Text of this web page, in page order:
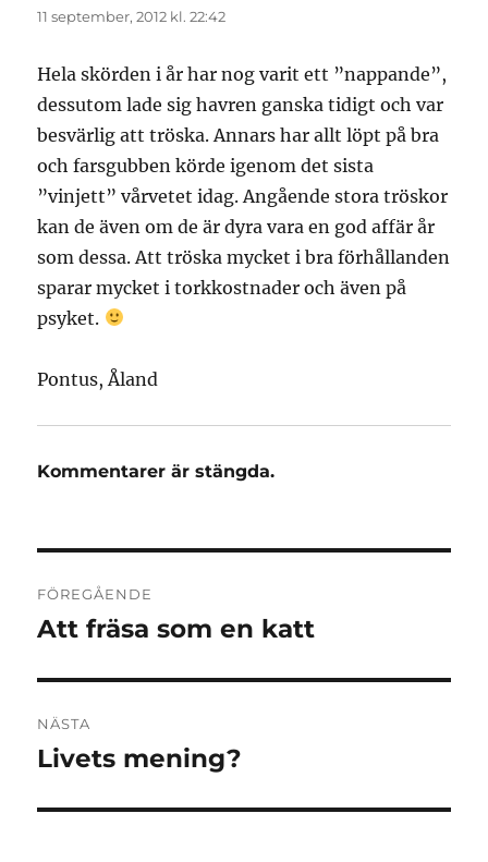
11 september, 2012 kl. 22:42
Hela skörden i år har nog varit ett ”nappande”,
dessutom lade sig havren ganska tidigt och var
besvärlig att tröska. Annars har allt löpt på bra
och farsgubben körde igenom det sista
”vinjett” vårvetet idag. Angående stora tröskor
kan de även om de är dyra vara en god affär år
som dessa. Att tröska mycket i bra förhållanden
sparar mycket i torkkostnader och även på
psyket.
Pontus, Åland
Kommentarer är stängda.
FÖREGÅENDE
Föregående
Att fräsa som en katt
NÄSTA
Nästa
Livets mening?